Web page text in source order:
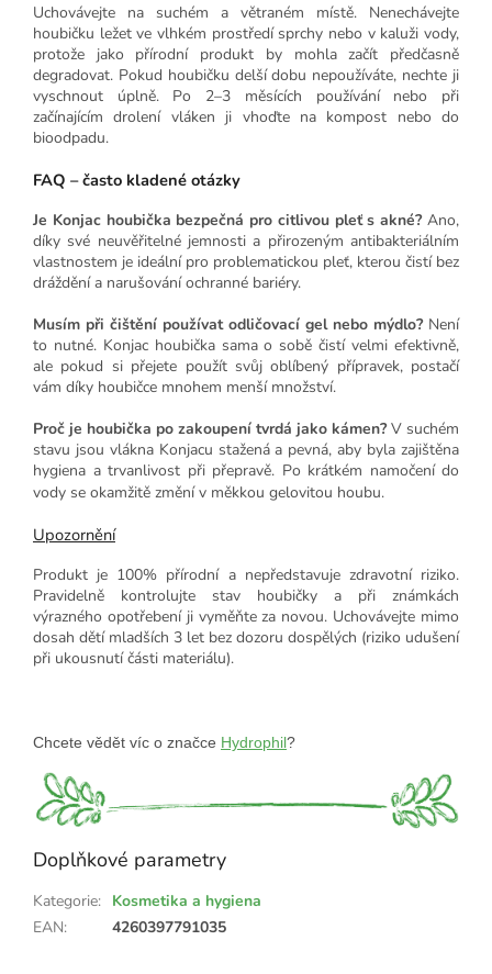
Uchovávejte na suchém a větraném místě. Nenechávejte
houbičku ležet ve vlhkém prostředí sprchy nebo v kaluži vody,
protože jako přírodní produkt by mohla začít předčasně
degradovat. Pokud houbičku delší dobu nepoužíváte, nechte ji
vyschnout úplně. Po 2–3 měsících používání nebo při
začínajícím drolení vláken ji vhoďte na kompost nebo do
bioodpadu.
FAQ – často kladené otázky
Je Konjac houbička bezpečná pro citlivou pleť s akné?Ano,
díky své neuvěřitelné jemnosti a přirozeným antibakteriálním
vlastnostem je ideální pro problematickou pleť, kterou čistí bez
dráždění a narušování ochranné bariéry.
Musím při čištění používat odličovací gel nebo mýdlo?Není
to nutné. Konjac houbička sama o sobě čistí velmi efektivně,
ale pokud si přejete použít svůj oblíbený přípravek, postačí
vám díky houbičce mnohem menší množství.
Proč je houbička po zakoupení tvrdá jako kámen?V suchém
stavu jsou vlákna Konjacu stažená a pevná, aby byla zajištěna
hygiena a trvanlivost při přepravě. Po krátkém namočení do
vody se okamžitě změní v měkkou gelovitou houbu.
Upozornění
Produkt je 100% přírodní a nepředstavuje zdravotní riziko.
Pravidelně kontrolujte stav houbičky a při známkách
výrazného opotřebení ji vyměňte za novou. Uchovávejte mimo
dosah dětí mladších 3 let bez dozoru dospělých (riziko udušení
při ukousnutí části materiálu).
Chcete vědět víc o značce Hydrophil?
Doplňkové parametry
Kategorie: Kosmetika a hygiena
EAN: 4260397791035